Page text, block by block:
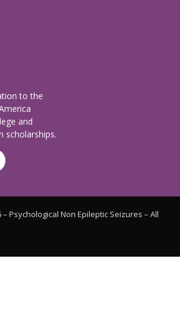
to the
and
scholarships.
Psychological Non Epileptic Seizures – All